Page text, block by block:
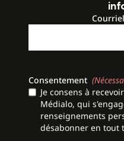
Courriel
Consentement
Je consens à
Médialo, qui
renseignements
désabonner en tout